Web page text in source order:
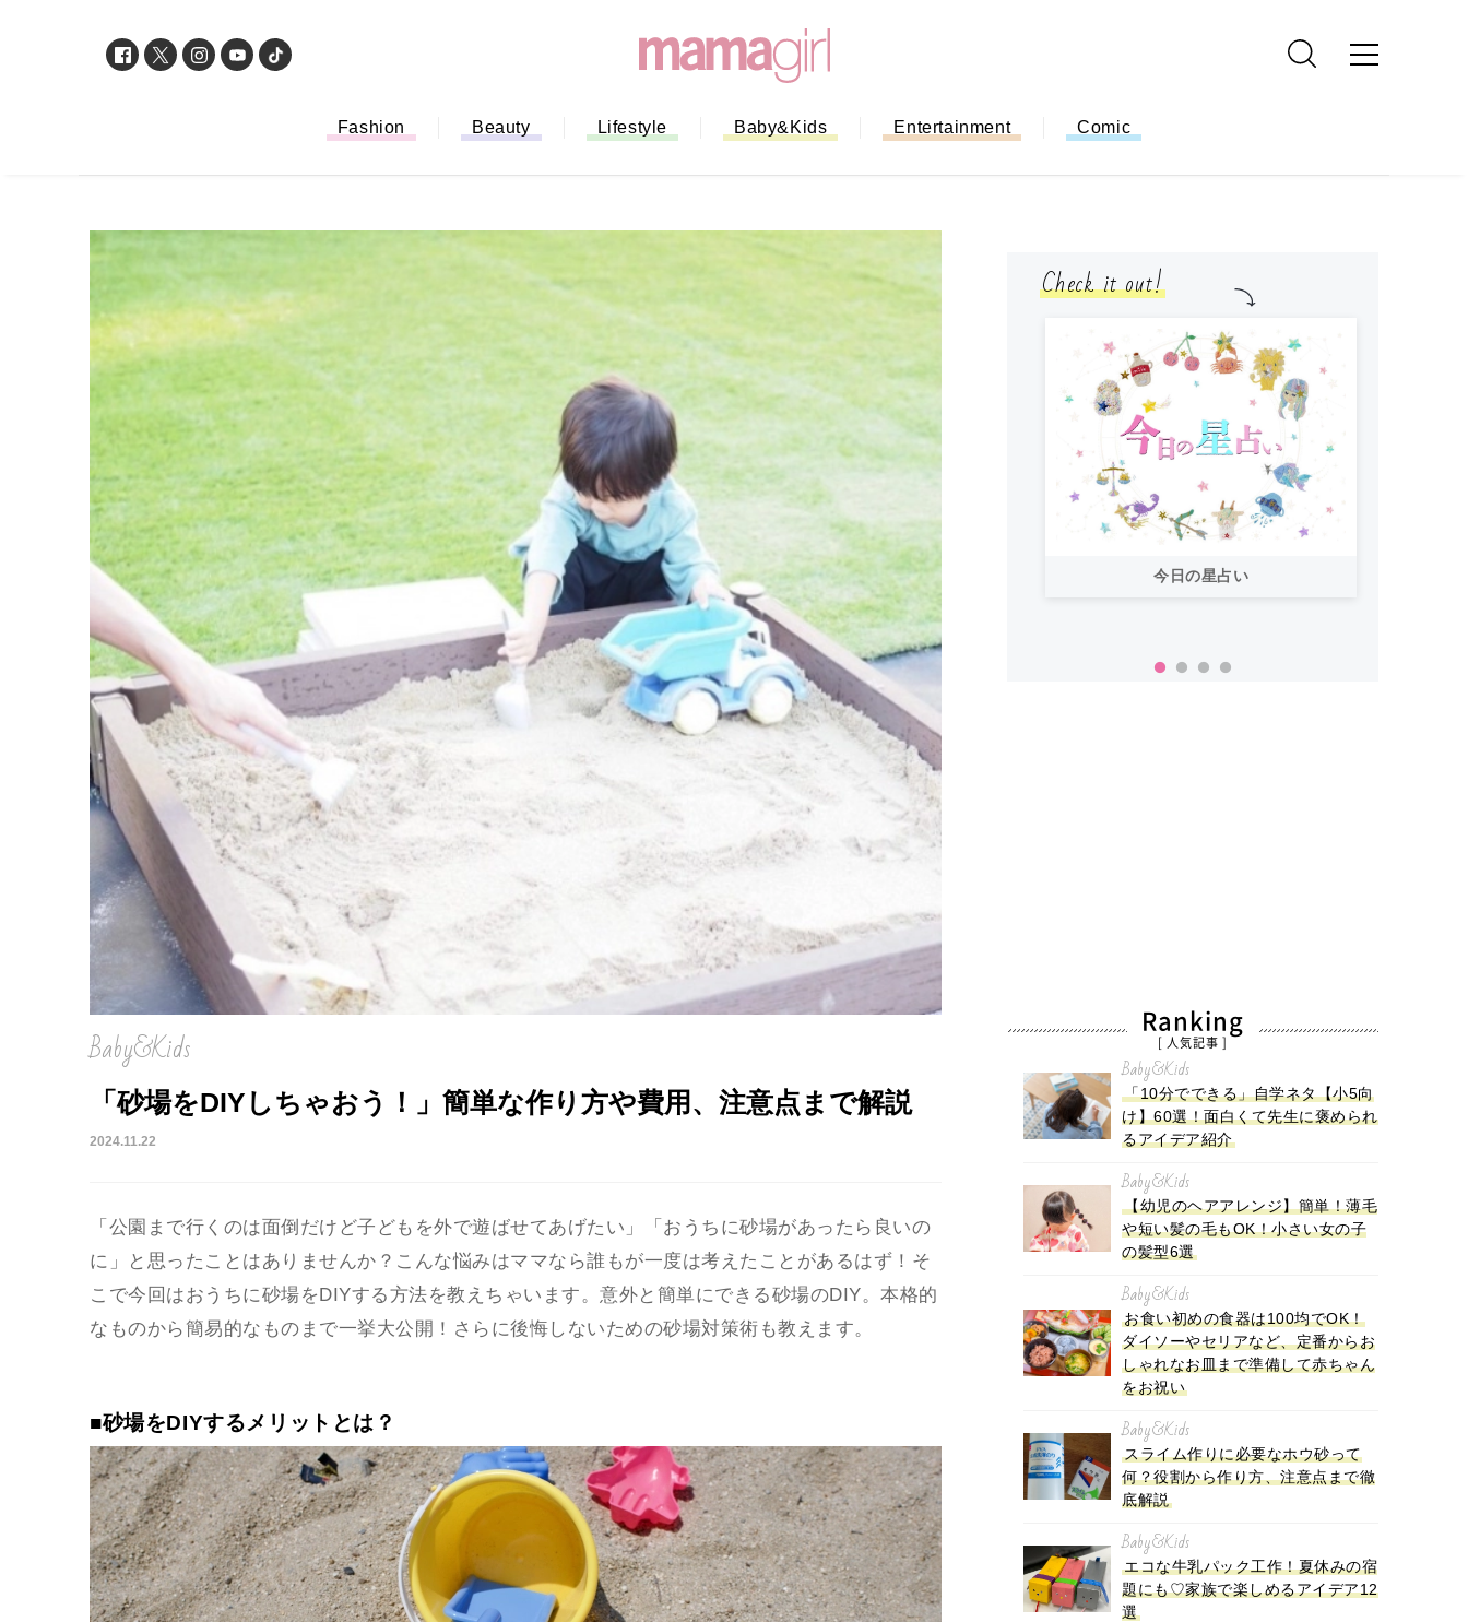
Fashion Beauty Lifestyle Baby&Kids Entertainment Comic
Baby&Kids
「砂場をDIYしちゃおう！」簡単な作り方や費用、注意点まで解説
2024.11.22
「公園まで行くのは面倒だけど子どもを外で遊ばせてあげたい」「おうちに砂場があったら良いの
に」と思ったことはありませんか？こんな悩みはママなら誰もが一度は考えたことがあるはず！そ
こで今回はおうちに砂場をDIYする方法を教えちゃいます。意外と簡単にできる砂場のDIY。本格的
なものから簡易的なものまで一挙大公開！さらに後悔しないための砂場対策術も教えます。
■砂場をDIYするメリットとは？
Check it out!
「もう行列に並ばない！」ミスドのモ
バイルオーダー完全ガイド｜支払い方
法から受け取り方までネットオーダー
今日の星占い
Ranking
[ 人気記事 ]
Baby&Kids
「10分でできる」自学ネタ【小5向
け】60選！面白くて先生に褒められ
るアイデア紹介
Baby&Kids
【幼児のヘアアレンジ】簡単！薄毛
や短い髪の毛もOK！小さい女の子
の髪型6選
Baby&Kids
お食い初めの食器は100均でOK！
ダイソーやセリアなど、定番からお
しゃれなお皿まで準備して赤ちゃん
をお祝い
Baby&Kids
スライム作りに必要なホウ砂って
何？役割から作り方、注意点まで徹
底解説
Baby&Kids
エコな牛乳パック工作！夏休みの宿
題にも♡家族で楽しめるアイデア12
選